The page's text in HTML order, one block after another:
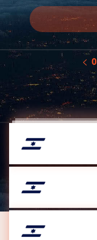
0תינוקות